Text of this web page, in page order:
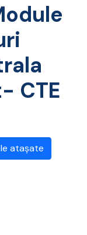
CTE
atașate